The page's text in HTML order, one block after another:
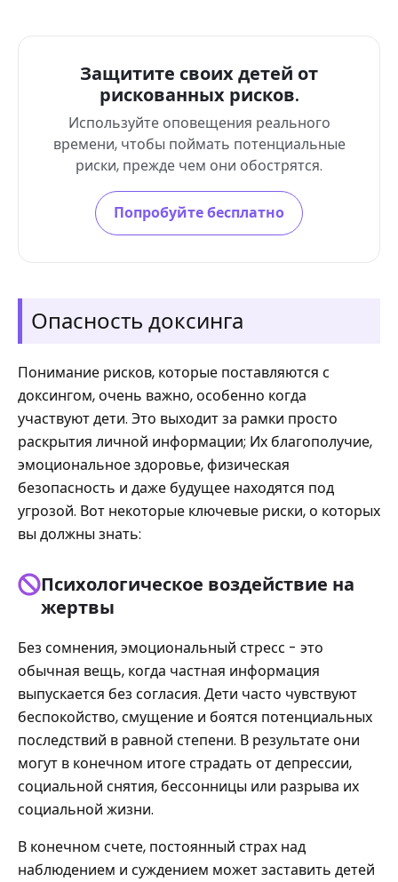
Защитите своих детей от
рискованных рисков.
Используйте оповещения реального
времени, чтобы поймать потенциальные
риски, прежде чем они обострятся.
Попробуйте бесплатно
Опасность доксинга
Понимание рисков, которые поставляются с
доксингом, очень важно, особенно когда
участвуют дети. Это выходит за рамки просто
раскрытия личной информации; Их благополучие,
эмоциональное здоровье, физическая
безопасность и даже будущее находятся под
угрозой. Вот некоторые ключевые риски, о которых
вы должны знать:
Психологическое воздействие на
жертвы
Без сомнения, эмоциональный стресс - это
обычная вещь, когда частная информация
выпускается без согласия. Дети часто чувствуют
беспокойство, смущение и боятся потенциальных
последствий в равной степени. В результате они
могут в конечном итоге страдать от депрессии,
социальной снятия, бессонницы или разрыва их
социальной жизни.
В конечном счете, постоянный страх над
наблюдением и суждением может заставить детей